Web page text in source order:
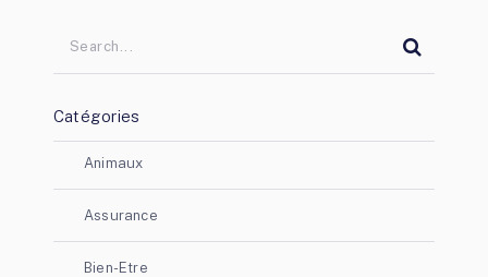
Catégories
Animaux
Assurance
Bien-Etre